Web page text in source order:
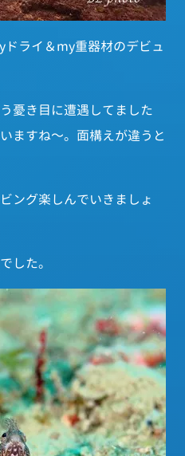
ライ＆my重器材のデビュ
憂き目に遭遇してました
ますね～。面構えが違うと
ング楽しんでいきましょ
した。